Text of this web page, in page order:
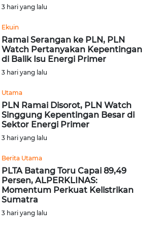
3 hari yang lalu
Ekuin
Ramai Serangan ke PLN, PLN
Watch Pertanyakan Kepentingan
di Balik Isu Energi Primer
3 hari yang lalu
Utama
PLN Ramai Disorot, PLN Watch
Singgung Kepentingan Besar di
Sektor Energi Primer
3 hari yang lalu
Berita Utama
PLTA Batang Toru Capai 89,49
Persen, ALPERKLINAS:
Momentum Perkuat Kelistrikan
Sumatra
3 hari yang lalu